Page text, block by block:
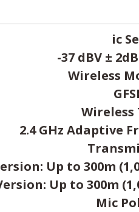
ic
-37 dBV ±
Wireless
Wireless
2.4 GHz Adaptive
Up to 300m
Up to 300m
Mic